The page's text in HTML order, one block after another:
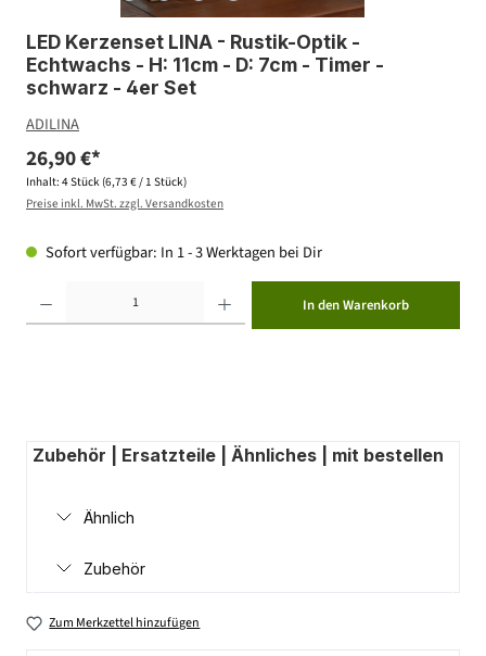
LED Kerzenset LINA - Rustik-Optik -
Echtwachs - H: 11cm - D: 7cm - Timer -
schwarz - 4er Set
ADILINA
26,90 €*
Inhalt: 4 Stück (6,73 € / 1 Stück)
Preise inkl. MwSt. zzgl. Versandkosten
Sofort verfügbar: In 1 - 3 Werktagen bei Dir
In den Warenkorb
Zubehör | Ersatzteile | Ähnliches | mit bestellen
Ähnlich
Zubehör
Zum Merkzettel hinzufügen